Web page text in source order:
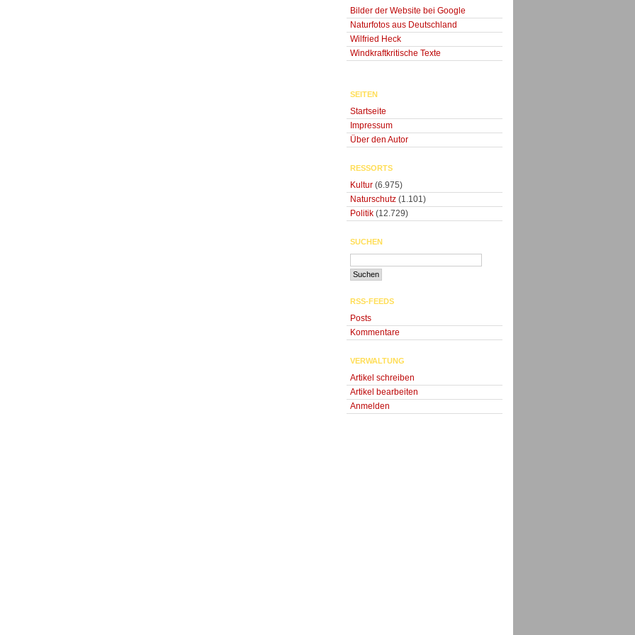
Bilder der Website bei Google
Naturfotos aus Deutschland
Wilfried Heck
Windkraftkritische Texte
SEITEN
Startseite
Impressum
Über den Autor
RESSORTS
Kultur (6.975)
Naturschutz (1.101)
Politik (12.729)
SUCHEN
RSS-FEEDS
Posts
Kommentare
VERWALTUNG
Artikel schreiben
Artikel bearbeiten
Anmelden